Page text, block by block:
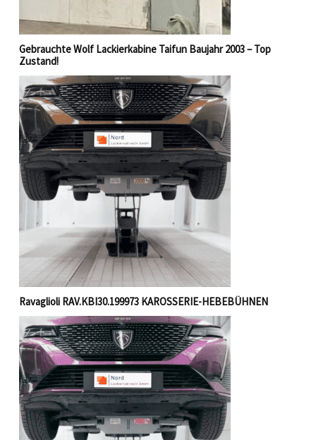
Gebrauchte Wolf Lackierkabine Taifun Baujahr 2003 – Top
Zustand!
Ravaglioli RAV.KBI30.199973 KAROSSERIE-HEBEBÜHNEN